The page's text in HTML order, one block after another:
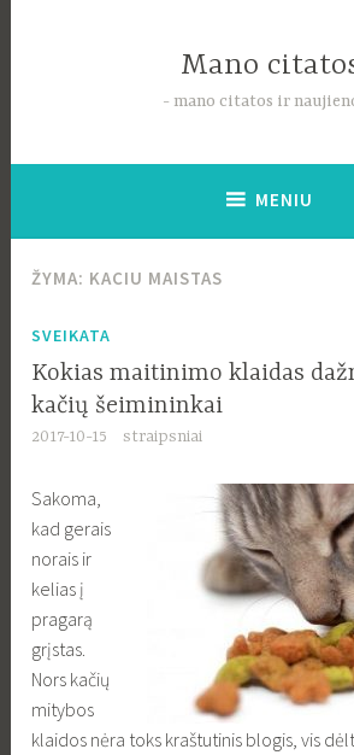
Mano
mano citatos ir
MENIU
ŽYMA: KACIU MAISTAS
SVEIKATA
Kokias maitinimo klaidas
kačių šeimininkai
2017-10-15 straipsniai
Sakoma,
kad gerais
norais ir
kelias į
pragarą
grįstas.
Nors kačių
mitybos
klaidos nėra toks kraštutinis blogis, vis